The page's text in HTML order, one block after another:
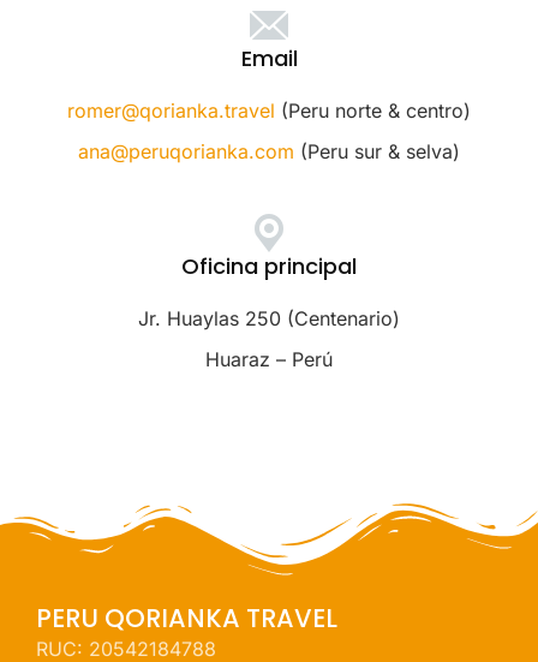
Email
romer@qorianka.travel (Peru norte & centro)
ana@peruqorianka.com (Peru sur & selva)
Oficina principal
Jr. Huaylas 250 (Centenario)
Huaraz – Perú
PERU QORIANKA TRAVEL
RUC: 20542184788